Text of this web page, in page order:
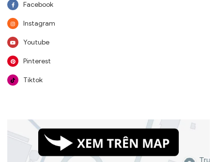
Facebook
Instagram
Youtube
Pinterest
Tiktok